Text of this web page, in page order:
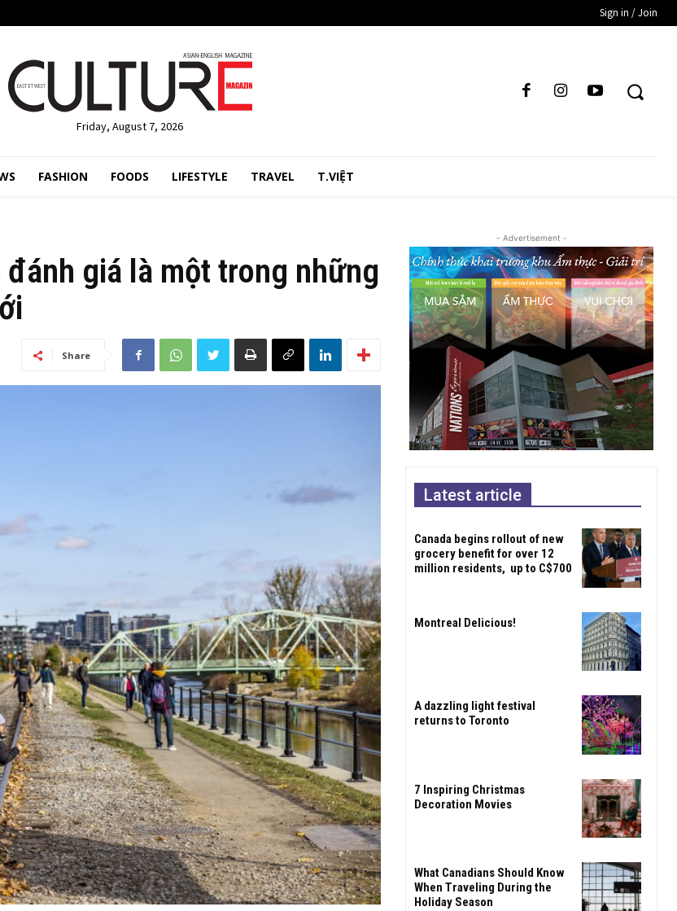
Sign in / Join
Friday, August 7, 2026
FASHION FOODS LIFESTYLE TRAVEL T.VIỆT
giá là một trong những
Share
- Advertisement -
Latest article
Canada begins rollout of new
grocery benefit for over 12
million residents, up to C$700
Montreal Delicious!
A dazzling light festival
returns to Toronto
7 Inspiring Christmas
Decoration Movies
What Canadians Should Know
When Traveling During the
Holiday Season